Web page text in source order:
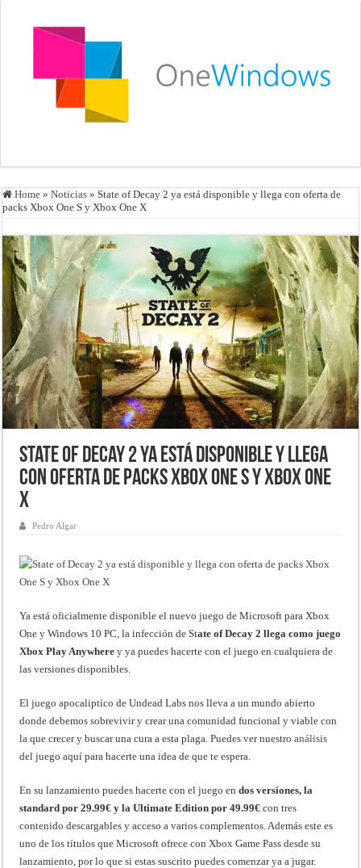
Home » Noticias » State of Decay 2 ya está disponible y llega con oferta de
packs Xbox One S y Xbox One X
State of Decay 2 ya está disponible y llega
con oferta de packs Xbox One S y Xbox One
X
Pedro Algar
Ya está oficialmente disponible el nuevo juego de Microsoft para Xbox
One y Windows 10 PC, la infección de State of Decay 2 llega como juego
Xbox Play Anywhere y ya puedes hacerte con el juego en cualquiera de
las versiones disponibles.
El juego apocaliptico de Undead Labs nos lleva a un mundo abierto
donde debemos sobrevivir y crear una comunidad funcional y viable con
la que crecer y buscar una cura a esta plaga. Puedes ver nuestroanálisis
del juego aquí para hacerte una idea de que te espera.
En su lanzamiento puedes hacerte con el juego en dos versiones, la
standard por 29.99€ y la Ultimate Edition por 49.99€ con tres
contenido descargables y acceso a varios complementos. Además este es
uno de los títulos que Microsoft ofrece con Xbox Game Pass desde su
lanzamiento, por lo que si estas suscrito puedes comenzar ya a jugar.